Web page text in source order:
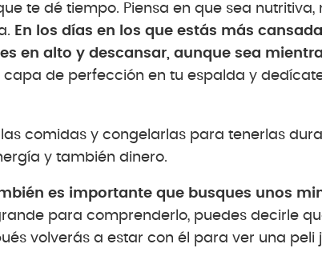
te dé tiempo. Piensa en que sea
En los días en los que estás más
en alto y descansar, aunque sea
capa de perfección en tu espalda y
las comidas y congelarlas para tenerlas
y también dinero.
es importante que busques unos
para comprenderlo, puedes decirle
volverás a estar con él para ver una